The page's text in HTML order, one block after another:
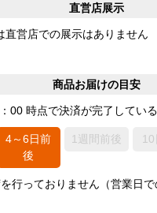
直営店展示
直営店での展示はありません
商品お届けの目安
00 時点で決済が完了してい
4～6日前
後
1週間前後
行っておりません（営業日